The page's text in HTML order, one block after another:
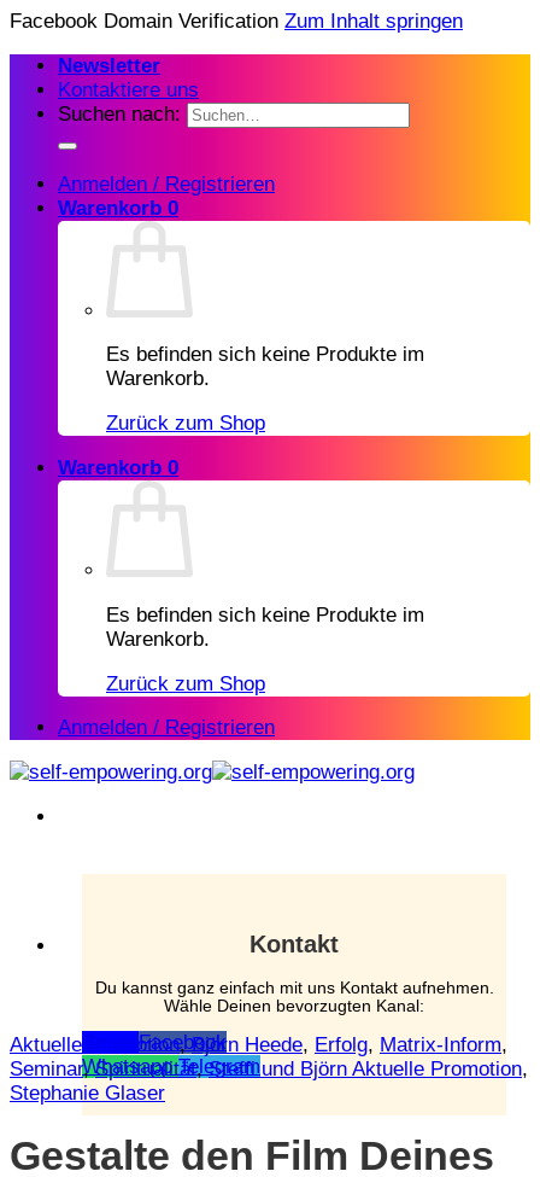
Facebook Domain Verification Zum Inhalt springen
Newsletter
Kontaktiere uns
Suchen nach:
Anmelden / Registrieren
Warenkorb 0
Es befinden sich keine Produkte im
Warenkorb.
Zurück zum Shop
Warenkorb 0
Es befinden sich keine Produkte im
Warenkorb.
Zurück zum Shop
Anmelden / Registrieren
Kontakt
Du kannst ganz einfach mit uns Kontakt aufnehmen.
Wähle Deinen bevorzugten Kanal:
Facebook
Whatsapp Telegram
Aktuelle Promotion,Björn Heede, Erfolg, Matrix-Inform,
Seminar,Spiritualität,Steffi und Björn Aktuelle Promotion,
Stephanie Glaser
Gestalte den Film Deines